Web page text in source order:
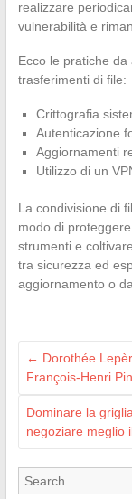
realizzare
vulnerabilità e
Ecco le pratiche
trasferimenti di file:
Crittografia
Autenticazione
Aggiornamenti
Utilizzo di un
La condivisione di
modo di
strumenti e
tra sicurezza ed
aggiornamento o
← Dorothée
François-Henri
Dominare la
negoziare meglio